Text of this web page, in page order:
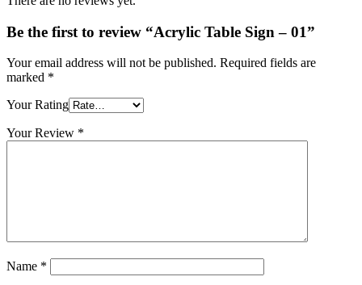
Be the first to review “Acrylic Table Sign – 01”
Your email address will not be published. Required fields are
marked *
Your Rating
Your Review *
Name *